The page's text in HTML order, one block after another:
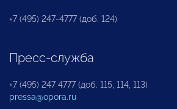
+7 (495) 247-4777 (доб. 124)
Пресс-служба
+7 (495) 247 4777 (доб. 115, 114, 113)
pressa@opora.ru